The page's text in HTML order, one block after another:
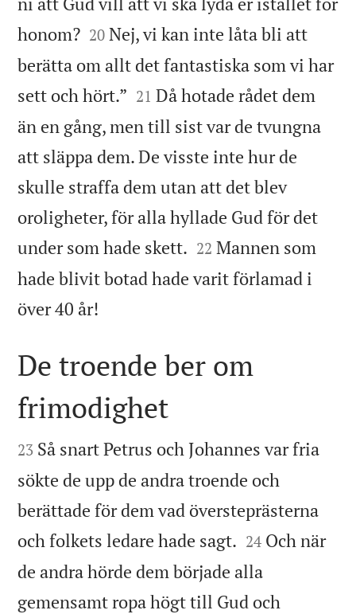
honom?
20 Nej, vi kan inte låta bli att
berätta om allt det fantastiska som vi har
sett och hört.” 

21 Då hotade rådet dem
än en gång, men till sist var de tvungna
att släppa dem. De visste inte hur de
skulle straffa dem utan att det blev
oroligheter, för alla hyllade Gud för det
under som hade skett. 

22 Mannen som
hade blivit botad hade varit förlamad i
över 40 år!

De troende ber om
frimodighet

23 Så snart Petrus och Johannes var fria
sökte de upp de andra troende och
berättade för dem vad översteprästerna
och folkets ledare hade sagt. 

24 Och när
de andra hörde dem började alla
gemensamt ropa högt till Gud och